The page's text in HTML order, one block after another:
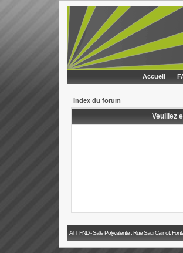
Accueil
Index du forum
Veuillez
ATT FND - Salle Polyvalente , Rue Sadi Carnot,